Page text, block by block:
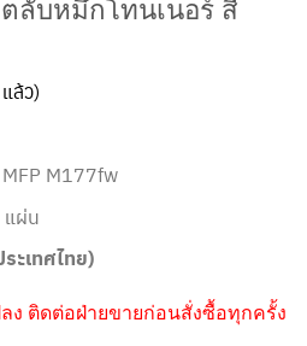
ตลับหมึกโทนเนอร์ สี
ล้ว)
M177fw
ผ่น
ะเทศไทย)
ง ติดต่อฝ่ายขายก่อนสั่งซื้อทุกครั้ง